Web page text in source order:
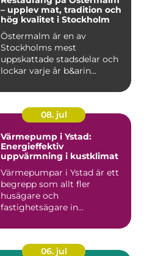
– upplev mat, tradition och
hög kvalitet i Stockholm
Östermalm är en av
Stockholms mest
uppskattade stadsdelar och
lockar varje år b&arin...
08. jul
Värmepump i Ystad:
Energieffektiv
uppvärmning i kustklimat
Värmepumpar i Ystad är ett
begrepp som allt fler
husägare och
fastighetsägare in...
06. jul